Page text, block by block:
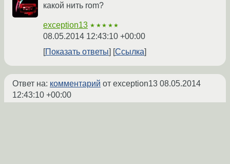
какой нить rom?
exception13 ★★★★★
08.05.2014 12:43:10 +00:00
Показать ответы
Ссылка
Ответ на: комментарий от exception13 08.05.2014
12:43:10 +00:00